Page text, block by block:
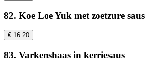
82. Koe Loe Yuk met zoetzure saus
€ 16.20
83. Varkenshaas in kerriesaus